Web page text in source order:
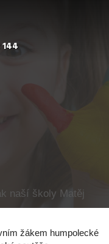
144
naší školy Matěj
žákem humpolecké